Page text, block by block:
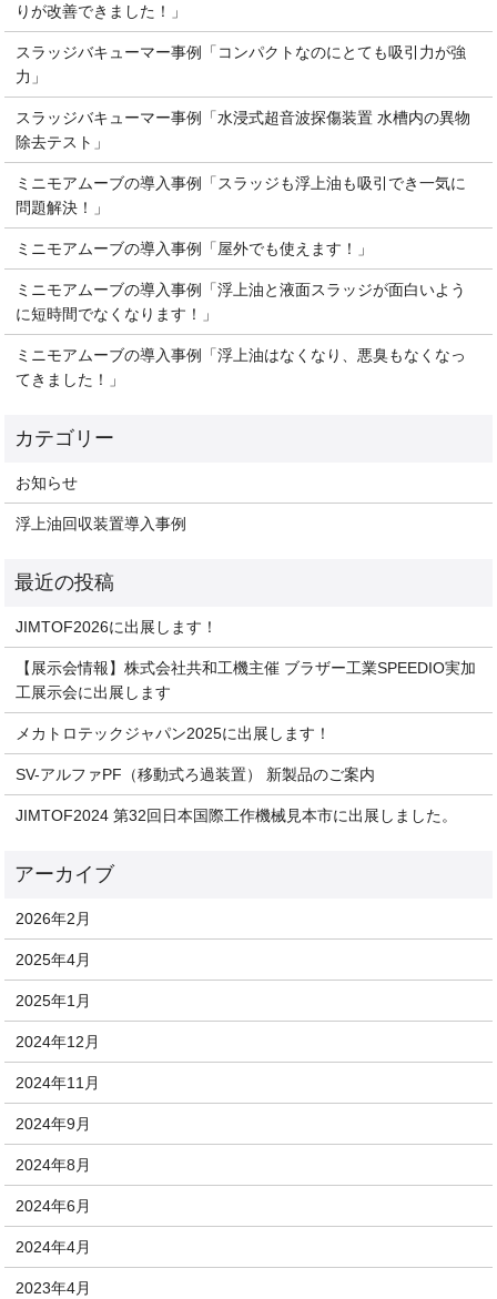
りが改善できました！」
スラッジバキューマー事例「コンパクトなのにとても吸引力が強
力」
スラッジバキューマー事例「水浸式超音波探傷装置 水槽内の異物
除去テスト」
ミニモアムーブの導入事例「スラッジも浮上油も吸引でき一気に
問題解決！」
ミニモアムーブの導入事例「屋外でも使えます！」
ミニモアムーブの導入事例「浮上油と液面スラッジが面白いよう
に短時間でなくなります！」
ミニモアムーブの導入事例「浮上油はなくなり、悪臭もなくなっ
てきました！」
お知らせ
浮上油回収装置導入事例
JIMTOF2026に出展します！
【展示会情報】株式会社共和工機主催 ブラザー工業SPEEDIO実加
工展示会に出展します
メカトロテックジャパン2025に出展します！
SV-アルファPF（移動式ろ過装置） 新製品のご案内
JIMTOF2024 第32回日本国際工作機械見本市に出展しました。
2026年2月
2025年4月
2025年1月
2024年12月
2024年11月
2024年9月
2024年8月
2024年6月
2024年4月
2023年4月